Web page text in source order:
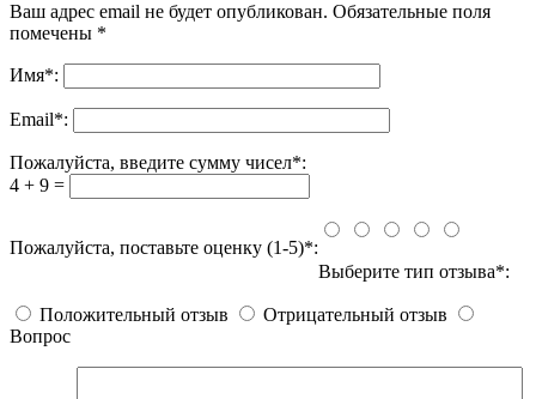
Ваш адрес email не будет опубликован. Обязательные поля
помечены *
Имя*:
Email*:
Пожалуйста, введите сумму чисел*:
4 + 9 =
Пожалуйста, поставьте оценку (1-5)*:
Выберите тип отзыва*:
Положительный отзыв
Отрицательный отзыв
Вопрос